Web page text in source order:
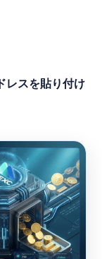
レスを貼り付け